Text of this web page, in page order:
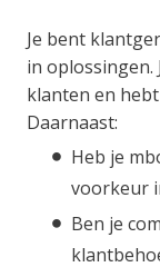
Je bent
in oplossingen.
klanten en
Daarnaast:
Heb je
voorkeur
Ben je